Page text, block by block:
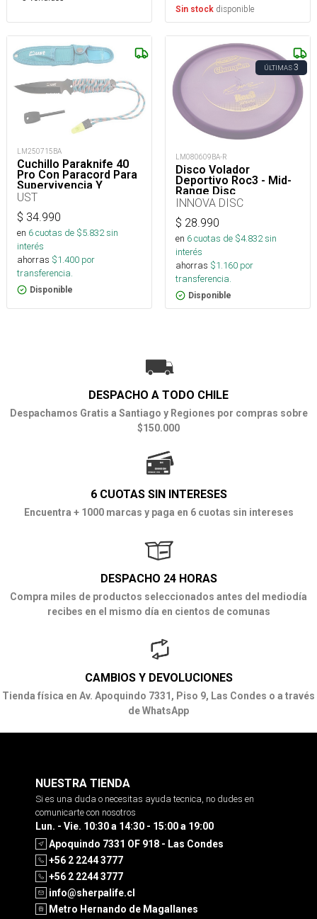
Sin stock disponible
LM250715BA
Cuchillo Paraknife 40
Pro Con Paracord Para
Supervivencia Y
Outdoor
UST
$ 34.990
en 6cuotas de $5.832sin
interés
ahorras $1.400 por
transferencia.
Disponible
ÚLTIMAS3
LM080609BA-R
Disco Volador
Deportivo Roc3 - Mid-
Range Disc
INNOVA DISC
$ 28.990
en 6cuotas de $4.832sin
interés
ahorras $1.160 por
transferencia.
Disponible
DESPACHO A TODO CHILE
Despachamos Gratis a Santiago y Regiones por compras sobre
$150.000
6 CUOTAS SIN INTERESES
Encuentra + 1000 marcas y paga en 6 cuotas sin intereses
DESPACHO 24 HORAS
Compra miles de productos seleccionados antes del mediodía
recibes en el mismo día en cientos de comunas
CAMBIOS Y DEVOLUCIONES
Tienda física en Av. Apoquindo 7331, Piso 9, Las Condes o a través
de WhatsApp
NUESTRA TIENDA
Si es una duda o necesitas ayuda tecnica, no dudes en
comunicarte con nosotros
Lun. - Vie. 10:30 a 14:30 - 15:00 a 19:00
Apoquindo 7331 OF 918 - Las Condes
+56 2 2244 3777
+56 2 2244 3777
info@sherpalife.cl
Metro Hernando de Magallanes